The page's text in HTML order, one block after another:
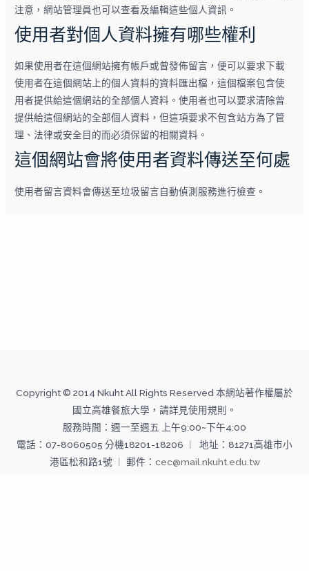
注意，網站管理員也可以查看及編輯這些個人資訊。
使用者對個人資料擁有哪些權利
如果使用者在這個網站擁有帳戶或曾發佈留言，便可以要求下載
使用者在這個網站上的個人資料的資料匯出檔，這個檔案包含使
用者提供給這個網站的全部個人資料。使用者也可以要求清除曾
提供給這個網站的全部個人資料，但這項要求不包含站方為了管
理、法律或安全目的而必須保留的相關資料。
這個網站會將使用者資料傳送至何處
使用者留言資料會傳送至垃圾留言自動偵測服務進行檢查。
Copyright © 2014 Nkuht All Rights Reserved 本網站著作權屬於
國立高雄餐旅大學，請詳見使用規則。
服務時間：週一至週五 上午9:00~下午4:00
電話：07-8060505 分機18201-18206 ︱ 地址：81271高雄市小
港區松和路1號 ︱ 郵件： cec@mail.nkuht.edu.tw